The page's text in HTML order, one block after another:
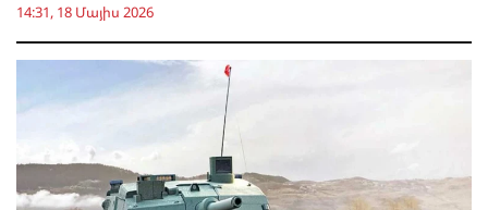
14:31, 18 Մայիս 2026